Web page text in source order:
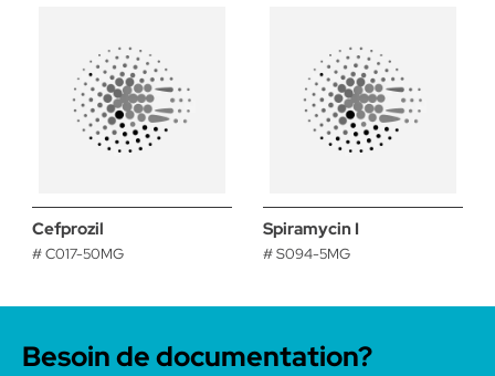
Cefprozil
# C017-50MG
Spiramycin I
# S094-5MG
Besoin de documentation?